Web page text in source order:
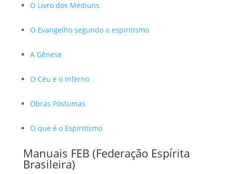
O Livro dos Médiuns
O Evangelho segundo o espiritismo
A Gênese
O Céu e o Inferno
Obras Póstumas
O que é o Espiritismo
Manuais FEB (Federação Espírita
Brasileira)